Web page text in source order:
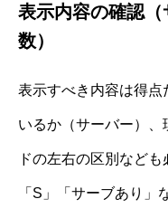
表示内容の確認
数）
表示すべき内容は得点
いるか（サーバー）、
ドの左右の区別など
「S」「サーブあり」